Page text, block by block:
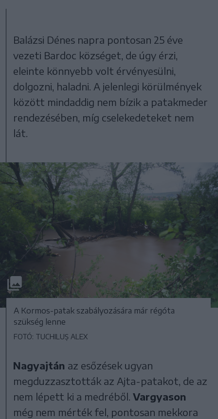
Balázsi Dénes napra pontosan 25 éve
vezeti Bardoc községet, de úgy érzi,
eleinte könnyebb volt érvényesülni,
dolgozni, haladni. A jelenlegi körülmények
között mindaddig nem bízik a patakmeder
rendezésében, míg cselekedeteket nem
lát.
A Kormos-patak szabályozására már régóta
szükség lenne
FOTÓ: TUCHILUȘ ALEX
Nagyajtán az esőzések ugyan
megduzzasztották az Ajta-patakot, de az
nem lépett ki a medréből.Vargyason
még nem mérték fel, pontosan mekkora